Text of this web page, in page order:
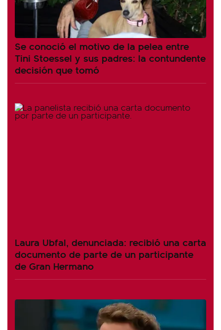
Se conoció el motivo de la pelea entre
Tini Stoessel y sus padres: la contundente
decisión que tomó
Laura Ubfal, denunciada: recibió una carta
documento de parte de un participante
de Gran Hermano